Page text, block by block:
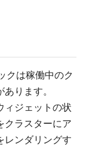
クは稼働中のク
ります。
ィジェットの状
クラスターにア
レンダリングす